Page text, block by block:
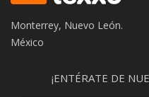
Monterrey, Nuevo León.
México
¡ENTÉRATE DE